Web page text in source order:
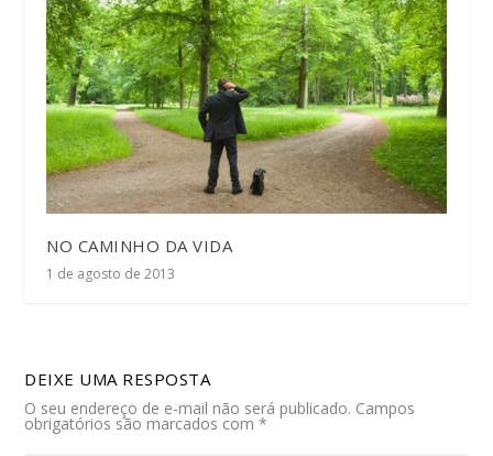
NO CAMINHO DA VIDA
1 de agosto de 2013
DEIXE UMA RESPOSTA
O seu endereço de e-mail não será publicado. Campos
obrigatórios são marcados com*